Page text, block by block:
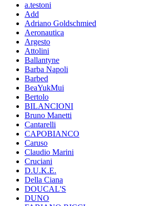
a.testoni
Add
Adriano Goldschmied
Aeronautica
Argesto
Attolini
Ballantyne
Barba Napoli
Barbed
BeaYukMui
Bertolo
BILANCIONI
Bruno Manetti
Cantarelli
CAPOBIANCO
Caruso
Claudio Marini
Cruciani
D.U.K.E.
Della Ciana
DOUCAL'S
DUNO